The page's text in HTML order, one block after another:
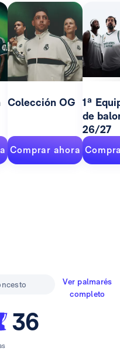
Colección OG
Comprar ahora
1ª
de
26/27
Ver palmarés
completo
36